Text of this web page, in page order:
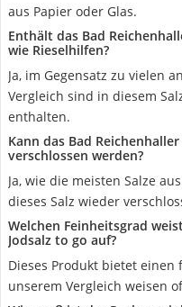
aus Papier oder Glas.
Enthält das Bad
wie Rieselhilfen?
Ja, im Gegensatz zu vielen
Vergleich sind in diesem
enthalten.
Kann das Bad
verschlossen werden?
Ja, wie die meisten Salze
dieses Salz wieder
Welchen Feinheitsgrad
Jodsalz to go auf?
Dieses Produkt bietet einen
unserem Vergleich weisen